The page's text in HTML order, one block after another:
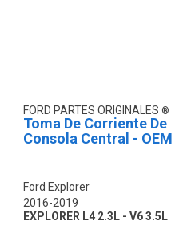
FORD PARTES ORIGINALES
Toma De Corriente De
Consola Central - OEM
Ford Explorer
2016-2019
EXPLORER L4 2.3L - V6 3.5L